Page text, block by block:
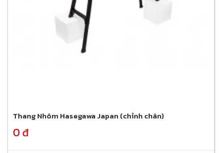
Thang Nhôm Hasegawa Japan (chỉnh chân)
0 đ